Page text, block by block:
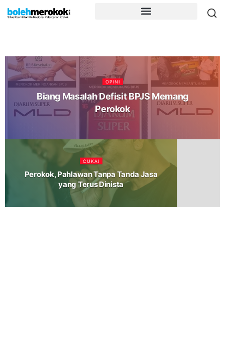
OPINI
Biang Masalah Defisit BPJS Memang
Perokok
CUKAI
Perokok, Pahlawan Tanpa Tanda Jasa
yang Terus Dinista